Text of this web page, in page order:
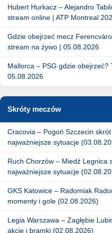
Hubert Hurkacz – Alejandro
stream online | ATP Montreal
Gdzie obejrzeć mecz
stream na żywo | 05.08.2026
Mallorca – PSG gdzie obejrzeć?
05.08.2026
Skróty meczów
Cracovia – Pogoń Szczecin
najważniejsze sytuacje
Ruch Chorzów – Miedź Legnica
najważniejsze sytuacje
GKS Katowice – Radomiak
momenty i gole (02.08.2026)
Legia Warszawa – Zagłębie
akcje i bramki (02.08.2026)